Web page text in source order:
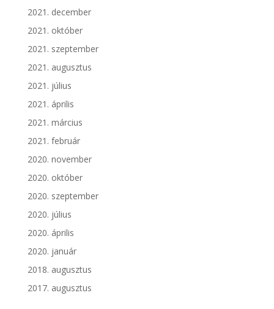
2021. december
2021. október
2021. szeptember
2021. augusztus
2021. július
2021. április
2021. március
2021. február
2020. november
2020. október
2020. szeptember
2020. július
2020. április
2020. január
2018. augusztus
2017. augusztus